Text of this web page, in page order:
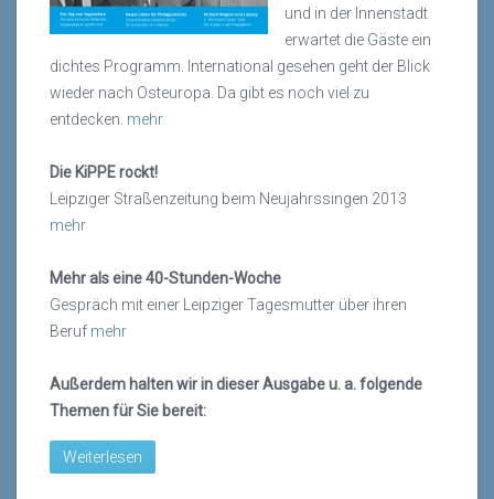
und in der Innenstadt
erwartet die Gäste ein
dichtes Programm. International gesehen geht der Blick
wieder nach Osteuropa. Da gibt es noch viel zu
entdecken. mehr
Die KiPPE rockt!
Leipziger Straßenzeitung beim Neujahrssingen 2013
mehr
Mehr als eine 40-Stunden-Woche
Gespräch mit einer Leipziger Tagesmutter über ihren
Beruf mehr
Außerdem halten wir in dieser Ausgabe u. a. folgende
Themen für Sie bereit:
Weiterlesen